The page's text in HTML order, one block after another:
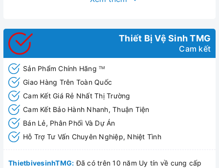
Thiết Bị Vệ Sinh TMG
Cam kết
Sản Phẩm Chính Hãng TM
Giao Hàng Trên Toàn Quốc
Cam Kết Giá Rẻ Nhất Thị Trường
Cam Kết Bảo Hành Nhanh, Thuận Tiện
Bán Lẻ, Phân Phối Và Dự Án
Hỗ Trợ Tư Vấn Chuyên Nghiệp, Nhiệt Tình
ThietbivesinhTMG: Đã có trên 10 năm Uy tín về cung cấp